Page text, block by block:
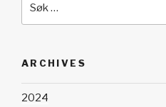
ARCHIVES
2024